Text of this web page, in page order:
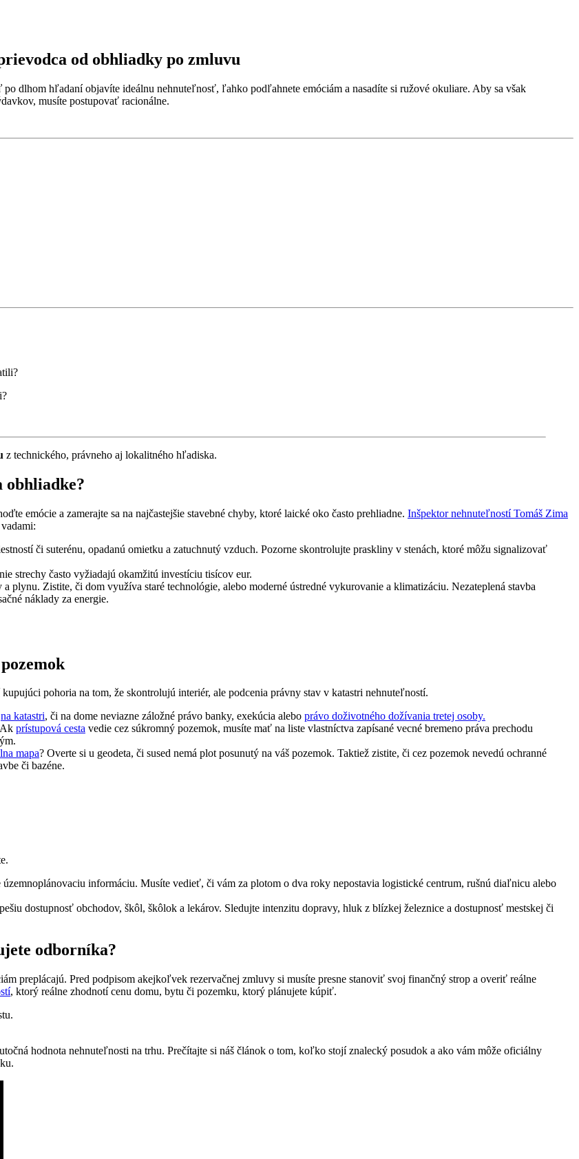
od obhliadky po zmluvu
dlhom hľadaní objavíte ideálnu nehnuteľnosť, ľahko podľahnete emóciám a nasadíte si ružové okuliare. Aby sa však
musíte postupovať racionálne.
z technického, právneho aj lokalitného hľadiska.
obhliadke?
emócie a zamerajte sa na najčastejšie stavebné chyby, ktoré laické oko často prehliadne. Inšpektor nehnuteľností Tomáš Zima
či suterénu, opadanú omietku a zatuchnutý vzduch. Pozorne skontrolujte praskliny v stenách, ktoré môžu signalizovať
strechy často vyžiadajú okamžitú investíciu tisícov eur.
plynu. Zistite, či dom využíva staré technológie, alebo moderné ústredné vykurovanie a klimatizáciu. Nezateplená stavba
náklady za energie.
pohoria na tom, že skontrolujú interiér, ale podcenia právny stav v katastri nehnuteľností.
na katastri, či na dome neviazne záložné právo banky, exekúcia alebo právo doživotného dožívania tretej osoby.
prístupová cesta vedie cez súkromný pozemok, musíte mať na liste vlastníctva zapísané vecné bremeno práva prechodu
mapa? Overte si u geodeta, či sused nemá plot posunutý na váš pozemok. Taktiež zistite, či cez pozemok nevedú ochranné
či bazéne.
informáciu. Musíte vedieť, či vám za plotom o dva roky nepostavia logistické centrum, rušnú diaľnicu alebo
dostupnosť obchodov, škôl, škôlok a lekárov. Sledujte intenzitu dopravy, hluk z blízkej železnice a dostupnosť mestskej či
odborníka?
preplácajú. Pred podpisom akejkoľvek rezervačnej zmluvy si musíte presne stanoviť svoj finančný strop a overiť reálne
, ktorý reálne zhodnotí cenu domu, bytu či pozemku, ktorý plánujete kúpiť.
hodnota nehnuteľnosti na trhu. Prečítajte si náš článok o tom, koľko stojí znalecký posudok a ako vám môže oficiálny